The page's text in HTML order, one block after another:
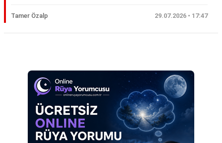
Tamer Özalp 29.07.2026 • 17:47